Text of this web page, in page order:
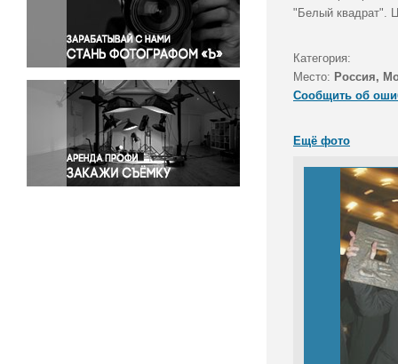
Правосудие
Происшествия и конфликты
Религия
Светская жизнь
Спорт
Экология
Экономика и бизнес
"Белый квадрат".
Категория:
Место: Россия,
Сообщить об
Ещё фото